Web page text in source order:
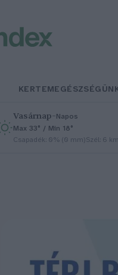
KERTEM
Vasárnap–Napos
Max 33° / Min 18°
Csapadék: 0% (0 mm)Szél: 6